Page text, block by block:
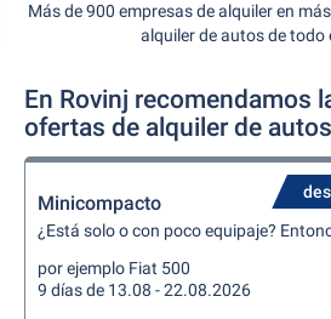
Más de 900 empresas de alquiler en
alquiler de autos de todo
En Rovinj recomendamos
ofertas de alquiler de autos
Minicompacto
¿Está solo o con poco equipaje?
por ejemplo Fiat 500
9 días de 13.08 - 22.08.2026